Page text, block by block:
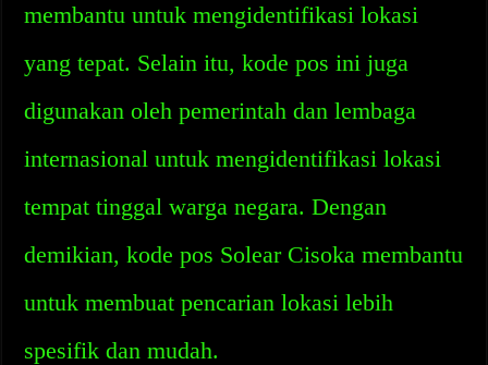
membantu untuk mengidentifikasi lokasi
yang tepat. Selain itu, kode pos ini juga
digunakan oleh pemerintah dan lembaga
internasional untuk mengidentifikasi lokasi
tempat tinggal warga negara. Dengan
demikian, kode pos Solear Cisoka membantu
untuk membuat pencarian lokasi lebih
spesifik dan mudah.